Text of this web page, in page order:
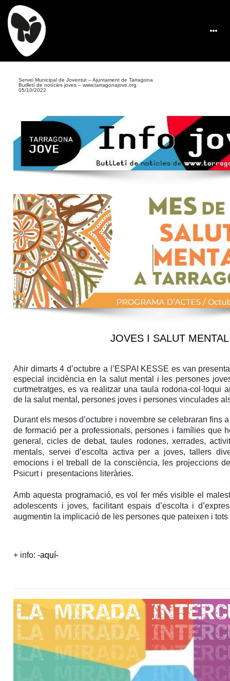
Servei Municipal de Joventut – Ajuntament de Tarragona
Butlletí de notícies joves – www.tarragonajove.org
05/10/2022
JOVES I SALUT MENTAL
Ahir dimarts 4 d’octubre a l’ESPAI KESSE es van
especial incidència en la salut mental i les persones
curtmetratges, es va realitzar una taula rodona-col·loqui
de la salut mental, persones joves i persones vinculades
Durant els mesos d’octubre i novembre se celebraran fins
de formació per a professionals, persones i famílies que
general, cicles de debat, taules rodones, xerrades,
mentals, servei d’escolta activa per a joves, tallers
emocions i el treball de la consciència, les projeccions
Psicurt i presentacions literàries.
Amb aquesta programació, es vol fer més visible el
adolescents i joves, facilitant espais d’escolta i
augmentin la implicació de les persones que pateixen i
+ info: -aquí-